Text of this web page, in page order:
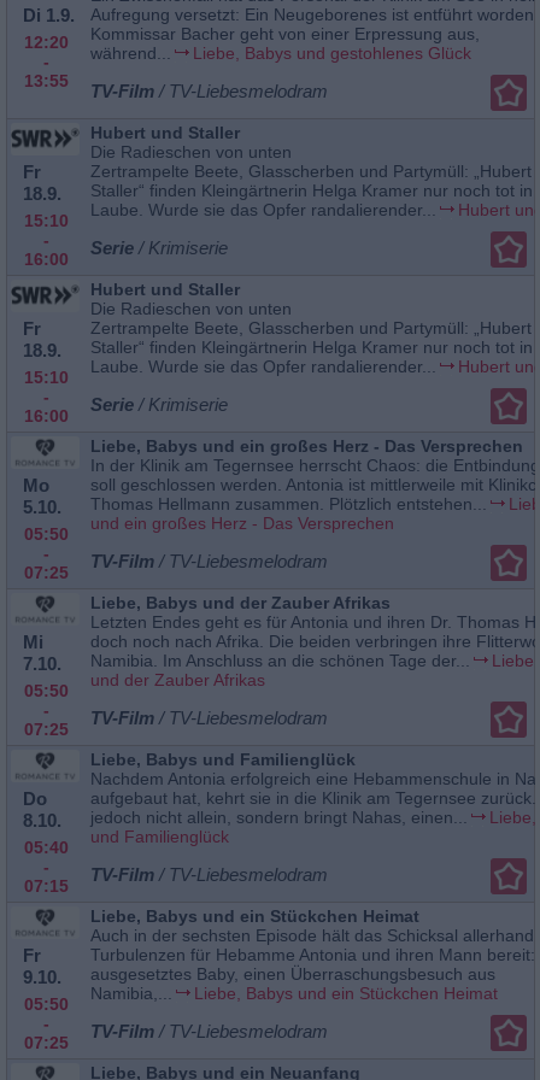
Di 1.9.
12:20
-
13:55
Aufregung versetzt: Ein Neugeborenes ist entführt worden.
Kommissar Bacher geht von einer Erpressung aus,
während...
Liebe, Babys und gestohlenes Glück
TV-Film / TV-Liebesmelodram
Fr
18.9.
15:10
-
16:00
Hubert und Staller
Die Radieschen von unten
Zertrampelte Beete, Glasscherben und Partymüll: „Hubert
Staller“ finden Kleingärtnerin Helga Kramer nur noch tot in
Laube. Wurde sie das Opfer randalierender...
Hubert
Serie / Krimiserie
Fr
18.9.
15:10
-
16:00
Hubert und Staller
Die Radieschen von unten
Zertrampelte Beete, Glasscherben und Partymüll: „Hubert
Staller“ finden Kleingärtnerin Helga Kramer nur noch tot in
Laube. Wurde sie das Opfer randalierender...
Hubert
Serie / Krimiserie
Mo
5.10.
05:50
-
07:25
Liebe, Babys und ein großes Herz - Das Versprechen
In der Klinik am Tegernsee herrscht Chaos: die
soll geschlossen werden. Antonia ist mittlerweile mit
Thomas Hellmann zusammen. Plötzlich entstehen...
und ein großes Herz - Das Versprechen
TV-Film / TV-Liebesmelodram
Mi
7.10.
05:50
-
07:25
Liebe, Babys und der Zauber Afrikas
Letzten Endes geht es für Antonia und ihren Dr. Thomas
doch noch nach Afrika. Die beiden verbringen ihre
Namibia. Im Anschluss an die schönen Tage der...
und der Zauber Afrikas
TV-Film / TV-Liebesmelodram
Do
8.10.
05:40
-
07:15
Liebe, Babys und Familienglück
Nachdem Antonia erfolgreich eine Hebammenschule in
aufgebaut hat, kehrt sie in die Klinik am Tegernsee zurück.
jedoch nicht allein, sondern bringt Nahas, einen...
und Familienglück
TV-Film / TV-Liebesmelodram
Fr
9.10.
05:50
-
07:25
Liebe, Babys und ein Stückchen Heimat
Auch in der sechsten Episode hält das Schicksal allerhand
Turbulenzen für Hebamme Antonia und ihren Mann bereit:
ausgesetztes Baby, einen Überraschungsbesuch aus
Namibia,...
Liebe, Babys und ein Stückchen Heimat
TV-Film / TV-Liebesmelodram
Liebe, Babys und ein Neuanfang